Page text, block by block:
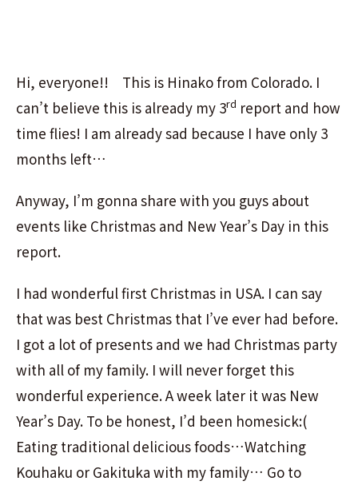
Hi, everyone!! This is Hinako from Colorado. I
can’t believe this is already my 3rd report and how
time flies! I am already sad because I have only 3
months left…
Anyway, I’m gonna share with you guys about
events like Christmas and New Year’s Day in this
report.
I had wonderful first Christmas in USA. I can say
that was best Christmas that I’ve ever had before.
I got a lot of presents and we had Christmas party
with all of my family. I will never forget this
wonderful experience. A week later it was New
Year’s Day. To be honest, I’d been homesick:(
Eating traditional delicious foods…Watching
Kouhaku or Gakituka with my family… Go to